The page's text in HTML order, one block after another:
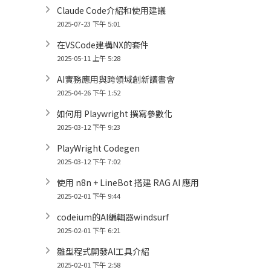
Claude Code介紹和使用建議
2025-07-23 下午 5:01
在VSCode建構NX的套件
2025-05-11 上午 5:28
AI實務應用與跨領域創新讀書會
2025-04-26 下午 1:52
如何用 Playwright 撰寫參數化
2025-03-12 下午 9:23
PlayWright Codegen
2025-03-12 下午 7:02
使用 n8n + LineBot 搭建 RAG AI 應用
2025-02-01 下午 9:44
codeium的AI編輯器windsurf
2025-02-01 下午 6:21
雛型程式開發AI工具介紹
2025-02-01 下午 2:58